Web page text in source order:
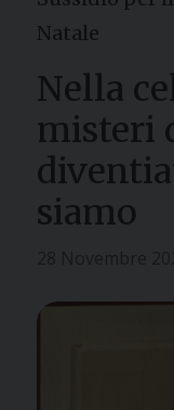
Natale
Nella
misteri
siamo